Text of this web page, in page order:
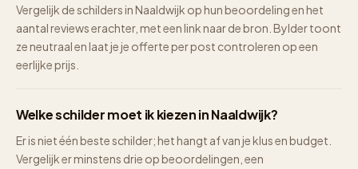
Vergelijk de schilders in Naaldwijk op hun beoordeling en het
aantal reviews erachter, met een link naar de bron. Bylder toont
ze neutraal en laat je je offerte per post controleren op een
eerlijke prijs.
Welke schilder moet ik kiezen in Naaldwijk?
Er is niet één beste schilder; het hangt af van je klus en budget.
Vergelijk er minstens drie op beoordelingen, een